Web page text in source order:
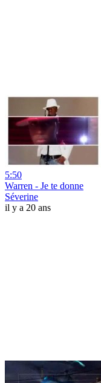
5:50
Warren - Je te donne
Séverine
il y a 20 ans